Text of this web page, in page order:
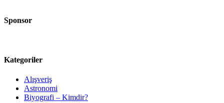
Sponsor
Kategoriler
Alışveriş
Astronomi
Biyografi – Kimdir?